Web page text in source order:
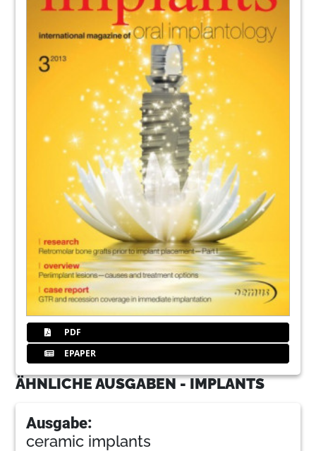
PDF
EPAPER
ÄHNLICHE AUSGABEN - IMPLANTS
Ausgabe:
ceramic implants